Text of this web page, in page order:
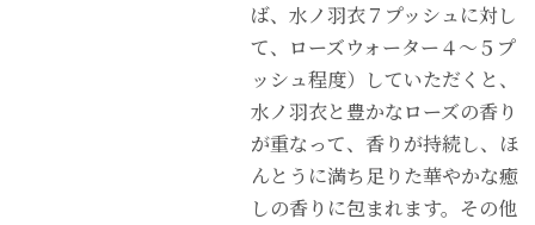
ば、水ノ羽衣７プッシュに対し
て、ローズウォーター４～５プ
ッシュ程度）していただくと、
水ノ羽衣と豊かなローズの香り
が重なって、香りが持続し、ほ
んとうに満ち足りた華やかな癒
しの香りに包まれます。その他